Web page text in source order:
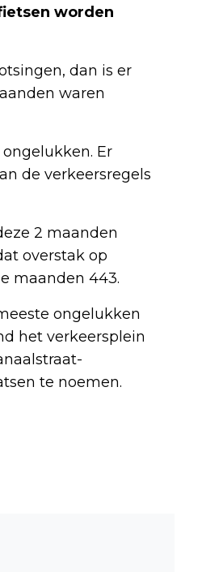
worden
dan is er
waren
Er
de verkeersregels
2 maanden
overstak op
maanden 443.
ongelukken
het verkeersplein
te noemen.